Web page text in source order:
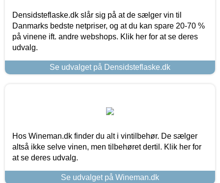
Densidsteflaske.dk slår sig på at de sælger vin til
Danmarks bedste netpriser, og at du kan spare 20-70 %
på vinene ift. andre webshops. Klik her for at se deres
udvalg.
Se udvalget på Densidsteflaske.dk
Hos Wineman.dk finder du alt i vintilbehør. De sælger
altså ikke selve vinen, men tilbehøret dertil. Klik her for
at se deres udvalg.
Se udvalget på Wineman.dk